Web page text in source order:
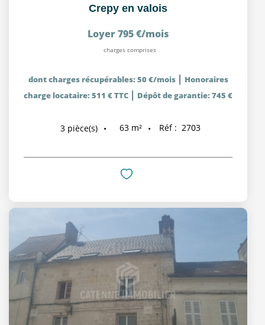
Crepy en valois
Loyer 795 €/mois
charges comprises
dont charges récupérables: 50 €/mois | Honoraires
charge locataire: 511 € TTC | Dépôt de garantie: 745 €
3 pièce(s) 63 m² Réf : 2703